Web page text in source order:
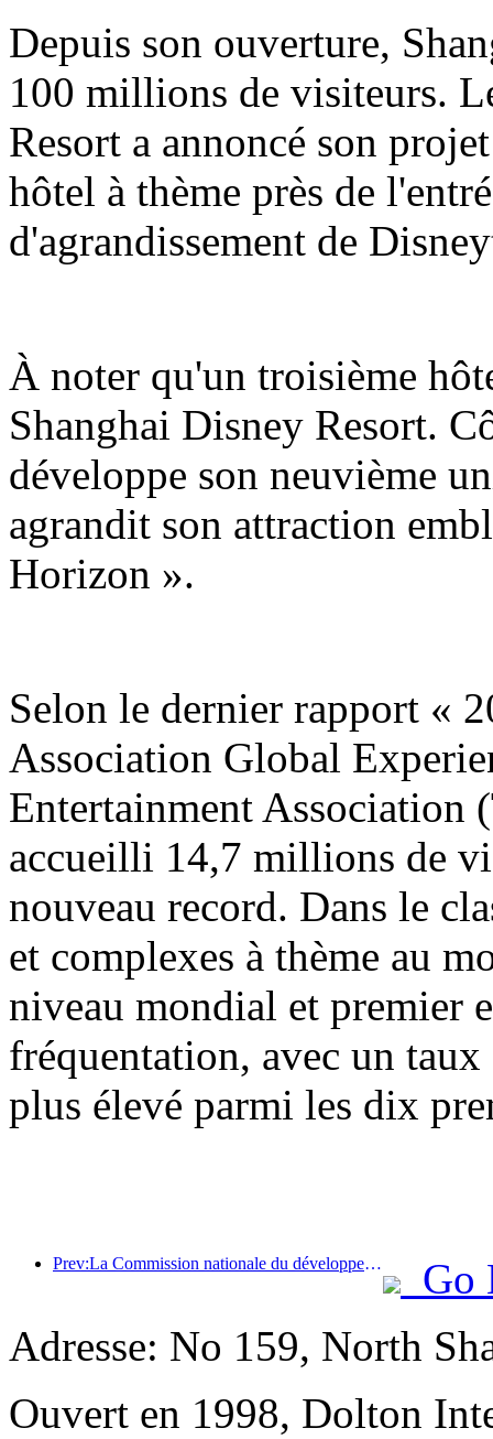
Depuis son ouverture,
100 millions de visiteurs.
Resort a annoncé son
hôtel à thème près de
d'agrandissement de
À noter qu'un troisième
Shanghai Disney Resort.
développe son neuvième
agrandit son attraction
Horizon ».
Selon le dernier rapport «
Association Global
Entertainment Association
accueilli 14,7 millions de
nouveau record. Dans le
et complexes à thème au
niveau mondial et premier
fréquentation, avec un
plus élevé parmi les dix
Prev:La Commission nationale du développement et de la réforme a publié le premier lot de 49 destinations sportives de plein air de haute qualité
Go
Adresse: No 159, North
Ouvert en 1998, Dolton